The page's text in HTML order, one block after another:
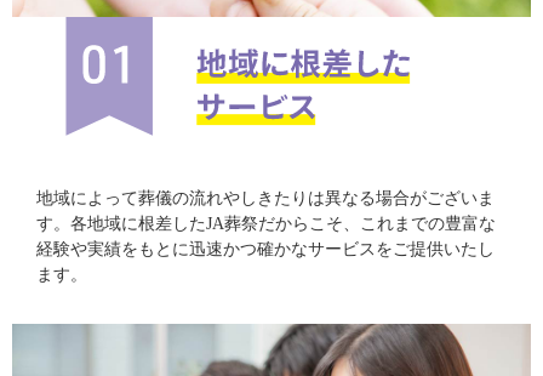
地域によって葬儀の流れやしきたりは異なる場合がございま
す。各地域に根差したJA葬祭だからこそ、これまでの豊富な
経験や実績をもとに迅速かつ確かなサービスをご提供いたし
ます。